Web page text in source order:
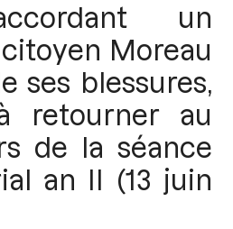
un
Moreau
ses blessures,
retourner au
de la séance
an II (13 juin